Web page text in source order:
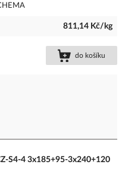
811,14 Kč/kg
do košíku
S4-4 3x185+95-3x240+120